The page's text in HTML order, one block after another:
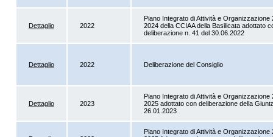
Dettaglio 2022
Piano Integrato di Attività e Organizzazione
2024 della CCIAA della Basilicata adottato
deliberazione n. 41 del 30.06.2022
Dettaglio 2022 Deliberazione del Consiglio
Dettaglio 2023
Piano Integrato di Attività e Organizzazione
2025 adottato con deliberazione della
26.01.2023
Piano Integrato di Attività e Organizzazione